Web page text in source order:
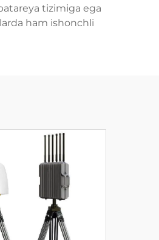
tizimiga ega
ham ishonchli